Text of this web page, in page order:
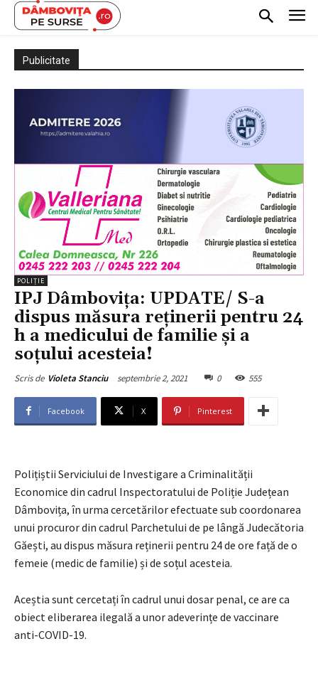
Publicitate
POLIȚIE
IPJ Dâmbovița: UPDATE/ S-a
dispus măsura reținerii pentru 24
h a medicului de familie și a
soțului acesteia!
Scris de Violeta Stanciu septembrie 2, 2021 0 555
Facebook X Pinterest
Polițiștii Serviciului de Investigare a Criminalității
Economice din cadrul Inspectoratului de Poliție Județean
Dâmbovița, în urma cercetărilor efectuate sub coordonarea
unui procuror din cadrul Parchetului de pe lângă Judecătoria
Găești, au dispus măsura reținerii pentru 24 de ore față de o
femeie (medic de familie) și de soțul acesteia.
Aceștia sunt cercetați în cadrul unui dosar penal, ce are ca
obiect eliberarea ilegală a unor adeverințe de vaccinare
anti-COVID-19.